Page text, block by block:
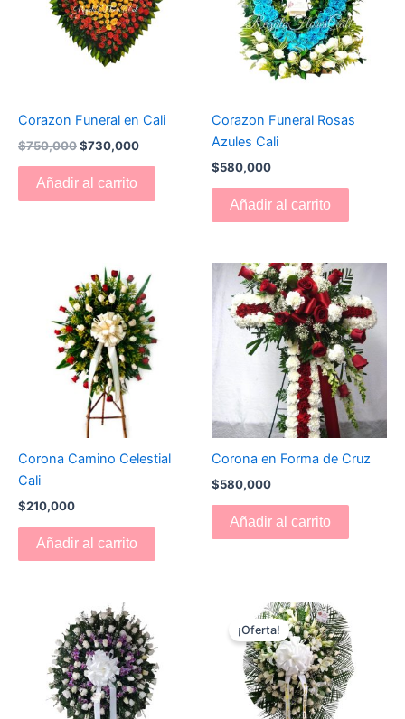
Corazon Funeral en Cali
$750,000$730,000
Añadir al carrito
Corazon Funeral Rosas
Azules Cali
$580,000
Añadir al carrito
Corona Camino Celestial
Cali
$210,000
Añadir al carrito
Corona en Forma de Cruz
$580,000
Añadir al carrito
¡Oferta!
El
precio
original
era:
$350,000.
El
precio
actual
es:
$330,000.